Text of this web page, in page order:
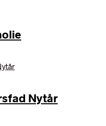
kr..
Nytår